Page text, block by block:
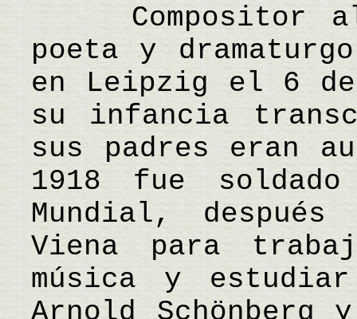
Compositor
poeta y
en Leipzig el 6
su infancia
sus padres eran
1918 fue
Mundial,
Viena para
música y
Arnold Schönberg